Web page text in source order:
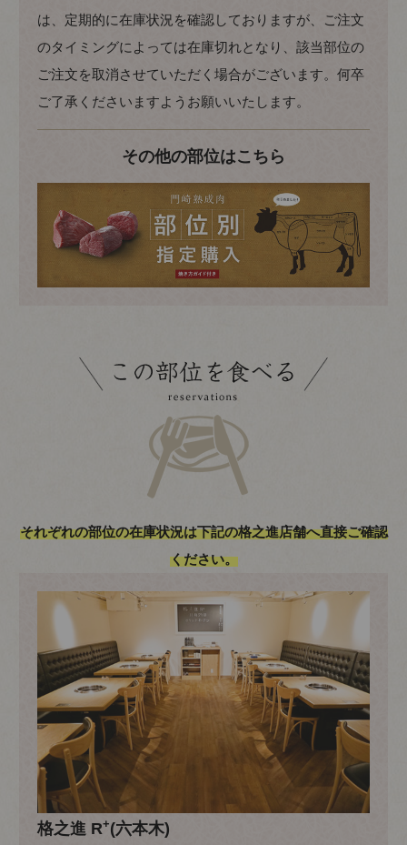
は、定期的に在庫状況を確認しておりますが、ご注文
のタイミングによっては在庫切れとなり、該当部位の
ご注文を取消させていただく場合がございます。何卒
ご了承くださいますようお願いいたします。
その他の部位はこちら
それぞれの部位の在庫状況は下記の格之進店舗へ直接ご確認
ください。
格之進 R+(六本木)